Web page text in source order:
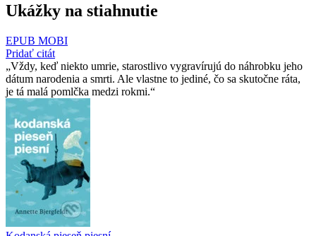
Ukážky na stiahnutie
EPUB MOBI
Pridať citát
Vždy, keď niekto umrie, starostlivo vygravírujú do náhrobku jeho
dátum narodenia a smrti. Ale vlastne to jediné, čo sa skutočne ráta,
je tá malá pomlčka medzi rokmi.